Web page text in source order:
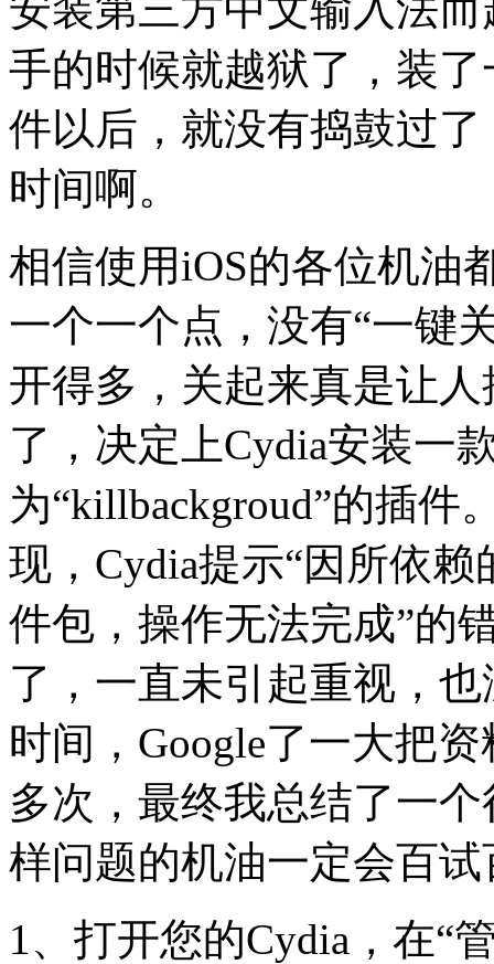
手的时候就越狱了，装
件以后，就没有捣鼓过
时间啊。
相信使用iOS的各位机油
一个一个点，没有“一键
开得多，关起来真是让
了，决定上Cydia安装一
为“killbackgroud”的插件
现，Cydia提示“因所依
件包，操作无法完成”的
了，一直未引起重视，
时间，Google了一大把
多次，最终我总结了一
样问题的机油一定会百
1、打开您的Cydia，在“